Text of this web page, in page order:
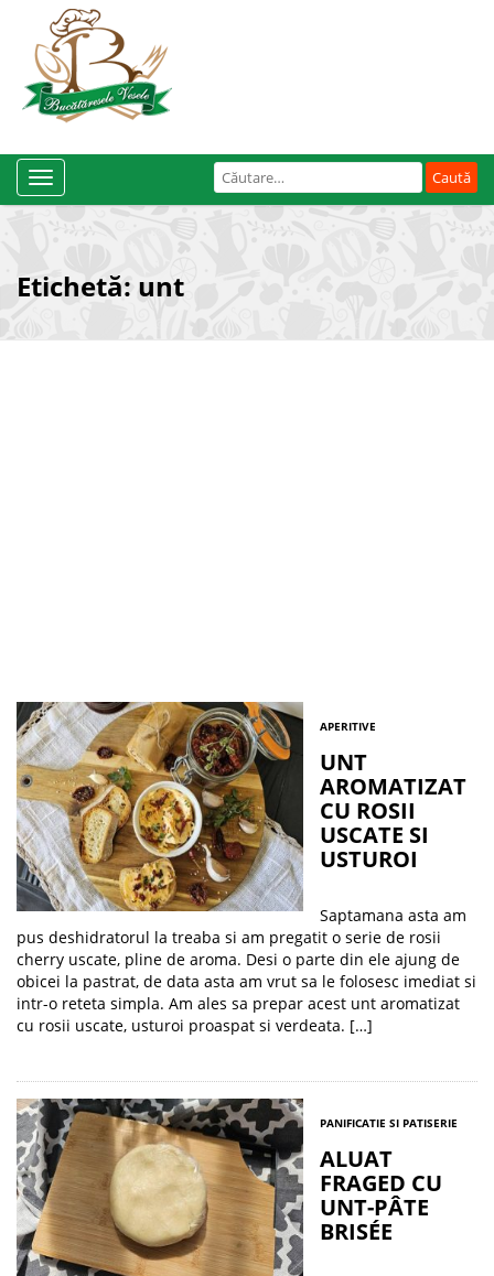
Caută
după:
Toggle
Navigation
Etichetă: unt
APERITIVE
UNT
AROMATIZAT
CU ROSII
USCATE SI
USTUROI
Saptamana asta am
pus deshidratorul la treaba si am pregatit o serie de rosii
cherry uscate, pline de aroma. Desi o parte din ele ajung de
obicei la pastrat, de data asta am vrut sa le folosesc imediat si
intr-o reteta simpla. Am ales sa prepar acest unt aromatizat
cu rosii uscate, usturoi proaspat si verdeata. […]
PANIFICATIE SI PATISERIE
ALUAT
FRAGED CU
UNT-PÂTE
BRISÉE